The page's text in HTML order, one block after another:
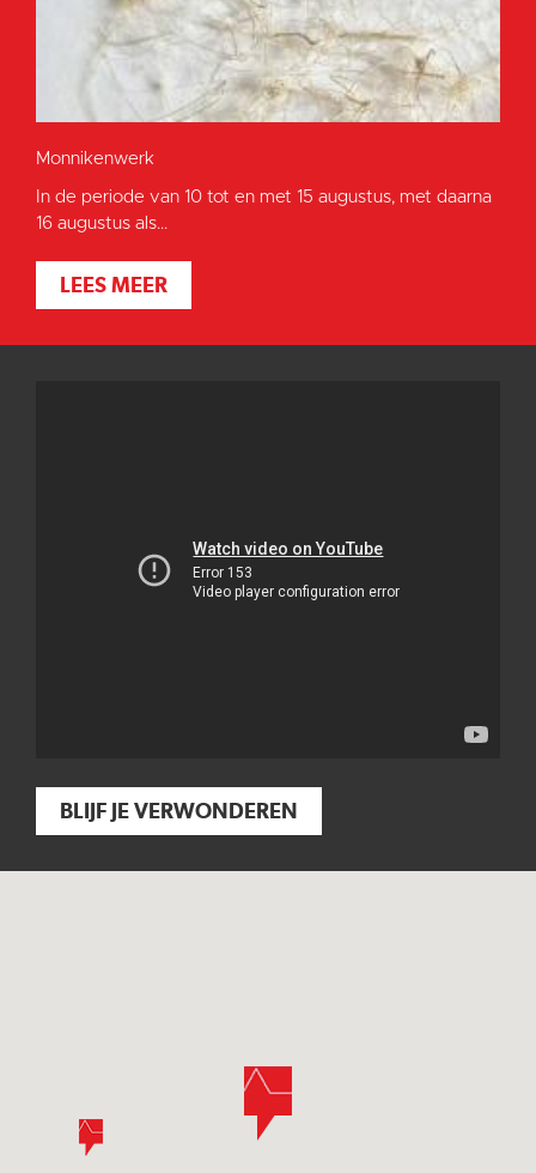
Monnikenwerk
In de periode van 10 tot en met 15 augustus, met daarna
16 augustus als...
LEES MEER
BLIJF JE VERWONDEREN